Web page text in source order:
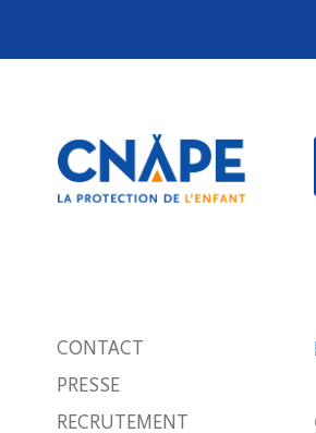
CONTACT
PRESSE
RECRUTEMENT